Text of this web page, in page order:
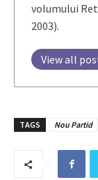
volumului
2003).
View all
TAGS Nou Partid